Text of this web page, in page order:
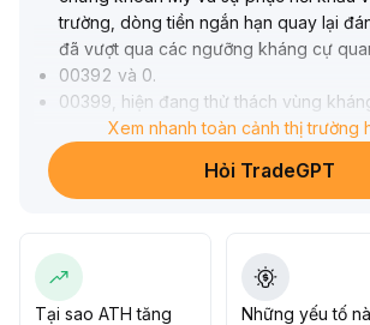
trường, dòng tiền ngắn hạn quay lại
đã vượt qua các ngưỡng kháng cự
00392 và 0.
00399, hiện đang thử thách vùng
00410—0.
00412 với khối lượng giao dịch hỗ trợ tốt
Nếu bùng nổ vượt qua khu vực này,
00388—0
00392
Khuyến nghị theo xu hướng trong
Xem nhanh toàn cảnh thị trường
Hỏi TradeGPT
Tại sao ATH tăng
Những yếu tố